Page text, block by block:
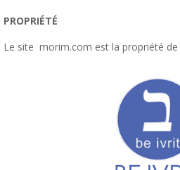
PROPRIÉTÉ
Le site morim.com est la propriété de